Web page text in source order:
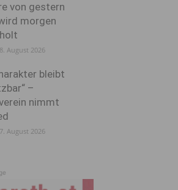
von gestern
morgen
8. August 2026
bleibt
–
nimmt
7. August 2026